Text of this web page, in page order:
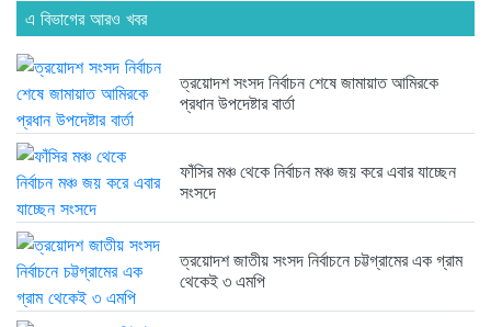
এ বিভাগের আরও খবর
ত্রয়োদশ সংসদ নির্বাচন শেষে জামায়াত আমিরকে
প্রধান উপদেষ্টার বার্তা
ফাঁসির মঞ্চ থেকে নির্বাচন মঞ্চ জয় করে এবার যাচ্ছেন
সংসদে
ত্রয়োদশ জাতীয় সংসদ নির্বাচনে চট্টগ্রামের এক গ্রাম
থেকেই ৩ এমপি